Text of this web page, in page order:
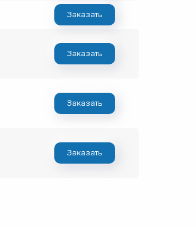
Заказать
Заказать
Заказать
Заказать